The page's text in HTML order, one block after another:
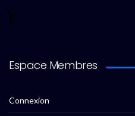
Espace Membres
Connexion